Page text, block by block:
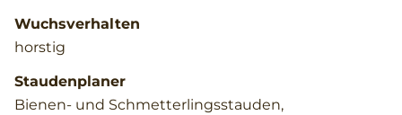
Wuchsverhalten
horstig
Staudenplaner
Bienen- und Schmetterlingsstauden,